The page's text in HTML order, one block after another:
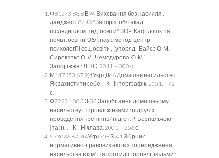
Ф81573 88.8 В94 Виховання без насилля :
дайджест 8 / КЗ "Запоріз. обл. акад.
післядиплом. пед. освіти" ЗОР, Каф. дошк. та
почат. освіти, Обл. наук.-метод. центр
психології і соц. освіти ; [упоряд.: Байєр О. М.,
Сироватко О. М., Чемодурова Ю. М.]. –
Запоріжжя : ЛІПС, 2011. – 300 с.
М147853 67.9(4Укр) Д66 Домашнє насильство.
Як захистити себе. – К. : Інтерграфік, 2001. – 72
с.
Ф72234 88.3 З-33 Запобігання домашньому
насильству і торгівлі жінками : підруч. з
проведення тренінгів / підгот. Р. Безпальчою
[та ін.]. – К. : Нічлава, 2001. – 256 с.
973066 67.9(4Укр)308 З-41 Збірник
нормативно-правових актів з попередження
насильства в сім'ї та протидії торгівлі людьми /